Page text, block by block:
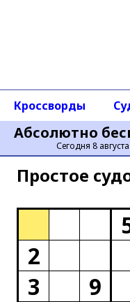
Абсолютно
Сегодня 8
Кроссворды
Простое
2
3
9